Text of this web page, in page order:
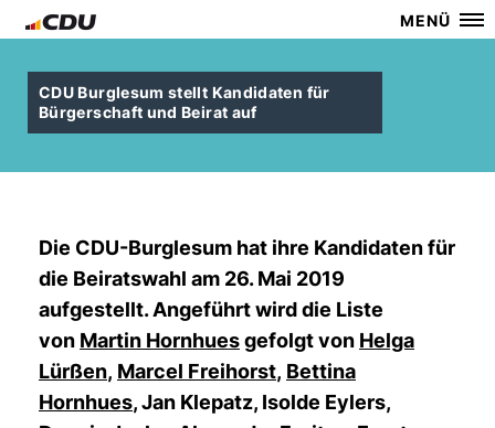
MENÜ
CDU Burglesum stellt Kandidaten für
Bürgerschaft und Beirat auf
Die CDU-Burglesum hat ihre Kandidaten für
die Beiratswahl am 26. Mai 2019
aufgestellt. Angeführt wird die Liste
von Martin Hornhuesgefolgt von Helga
Lürßen, Marcel Freihorst, Bettina
Hornhues, Jan Klepatz, Isolde Eylers,